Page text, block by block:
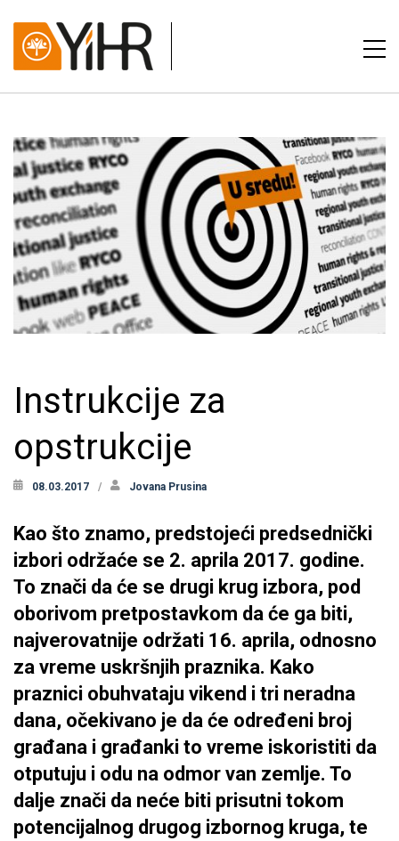
Instrukcije za
opstrukcije
08.03.2017 Jovana Prusina
Kao što znamo, predstojeći predsednički
izbori održaće se 2. aprila 2017. godine.
To znači da će se drugi krug izbora, pod
oborivom pretpostavkom da će ga biti,
najverovatnije održati 16. aprila, odnosno
za vreme uskršnjih praznika. Kako
praznici obuhvataju vikend i tri neradna
dana, očekivano je da će određeni broj
građana i građanki to vreme iskoristiti da
otputuju i odu na odmor van zemlje. To
dalje znači da neće biti prisutni tokom
potencijalnog drugog izbornog kruga, te